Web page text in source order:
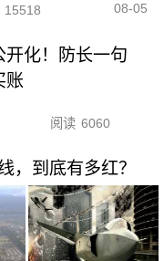
15518 08-05
开化！防长一句
账
阅读 6060
，到底有多红？